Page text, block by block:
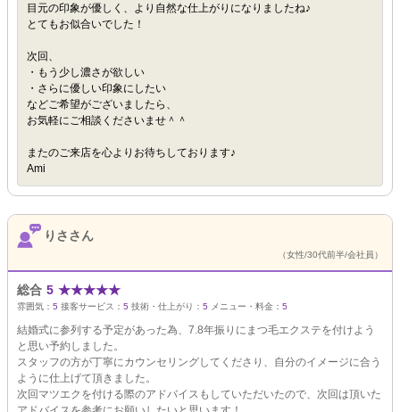
目元の印象が優しく、より自然な仕上がりになりましたね♪
とてもお似合いでした！
次回、
・もう少し濃さが欲しい
・さらに優しい印象にしたい
などご希望がございましたら、
お気軽にご相談くださいませ＾＾
またのご来店を心よりお待ちしております♪
Ami
りささん
（女性/30代前半/会社員）
総合 5 ★★★★★
雰囲気： 5 接客サービス： 5 技術・仕上がり： 5 メニュー・料金： 5
結婚式に参列する予定があった為、7.8年振りにまつ毛エクステを付けよう
と思い予約しました。
スタッフの方が丁寧にカウンセリングしてくださり、自分のイメージに合う
ように仕上げて頂きました。
次回マツエクを付ける際のアドバイスもしていただいたので、次回は頂いた